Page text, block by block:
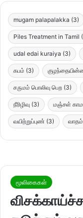
mugam palapalakka (3)
Piles Treatment in Tamil
udal edai kuraiya (3)
கபம் (3)
சருமம் பொலிவு பெற (3)
நீரிழிவு (3) மஞ்சள்
வயிற்றுப்புண் (3) வாதம்